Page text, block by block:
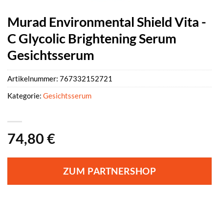
Murad Environmental Shield Vita -
C Glycolic Brightening Serum
Gesichtsserum
74,80 €
ZUM PARTNERSHOP
Artikelnummer: 767332152721
Kategorie: Gesichtsserum